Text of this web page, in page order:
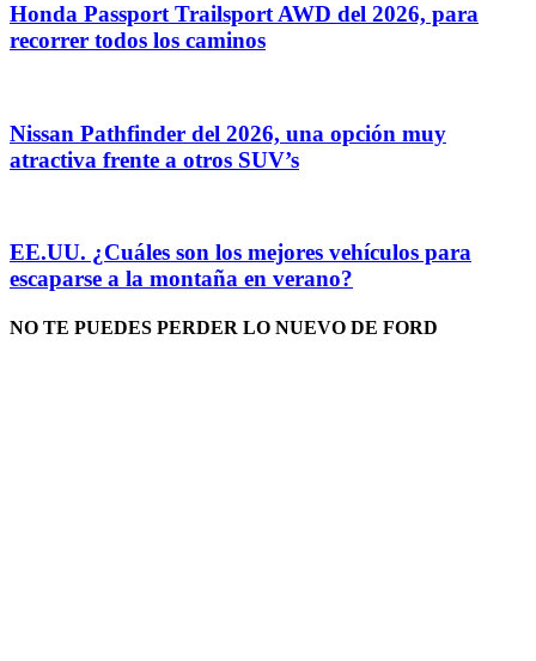
Honda Passport Trailsport AWD del 2026, para
recorrer todos los caminos
Nissan Pathfinder del 2026, una opción muy
atractiva frente a otros SUV’s
EE.UU. ¿Cuáles son los mejores vehículos para
escaparse a la montaña en verano?
NO TE PUEDES PERDER LO NUEVO DE FORD